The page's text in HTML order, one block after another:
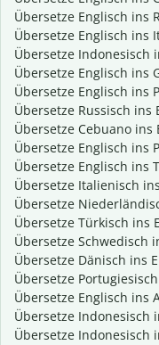
Übersetze Englisch ins
Übersetze Englisch ins
Übersetze Indonesisch
Übersetze Englisch ins
Übersetze Englisch ins
Übersetze Russisch ins
Übersetze Cebuano ins
Übersetze Englisch ins
Übersetze Englisch ins
Übersetze Italienisch
Übersetze
Übersetze Türkisch ins
Übersetze Schwedisch
Übersetze Dänisch ins
Übersetze
Übersetze Englisch ins
Übersetze Indonesisch
Übersetze Indonesisch